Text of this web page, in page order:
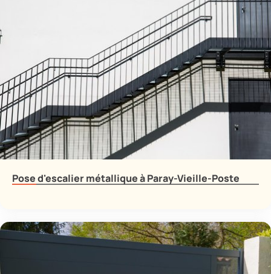
Pose d'escalier métallique à Paray-Vieille-Poste